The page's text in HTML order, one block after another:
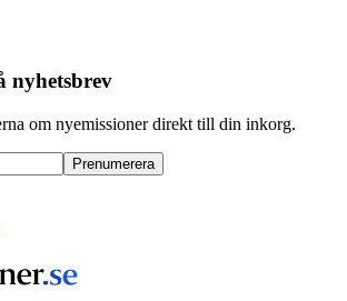
nyhetsbrev
om nyemissioner direkt till din inkorg.
Prenumerera